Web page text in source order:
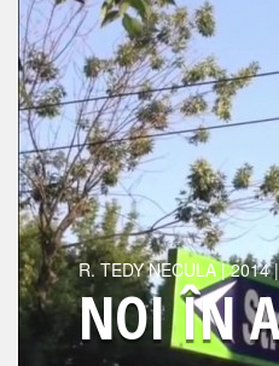
R.TEDY NECULA|2014|
NOI ÎN